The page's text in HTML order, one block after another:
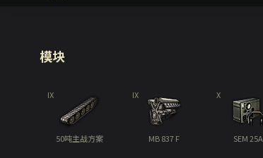
模块
IX
50吨主战方案
IX
MB 837 F
X
SEM 25A